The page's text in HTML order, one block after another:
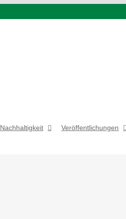
Nachhaltigkeit Veröffentlichungen